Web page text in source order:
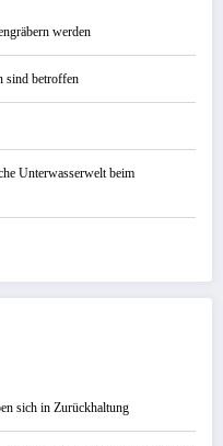
werden
sind betroffen
Unterwasserwelt beim
sich in Zurückhaltung